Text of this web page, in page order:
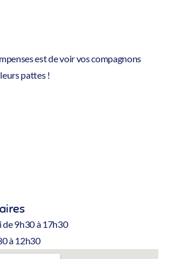
est de voir vos compagnons
pattes !
de 9h30 à 17h30
à 12h30